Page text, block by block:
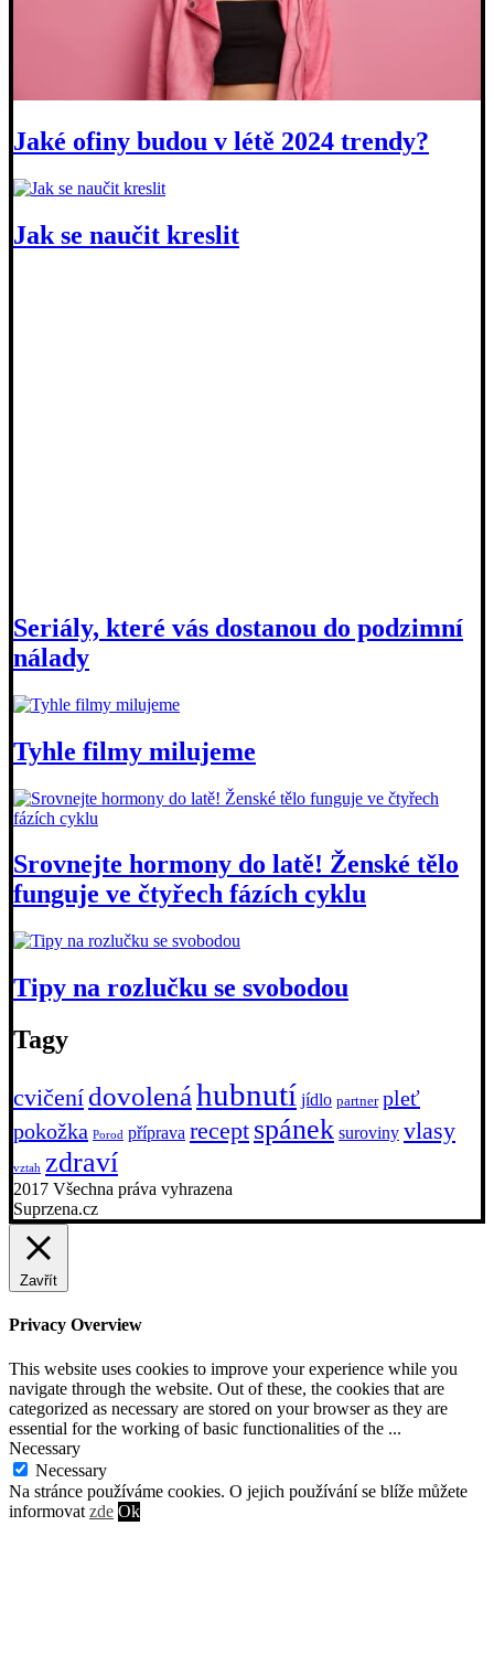
Jaké ofiny budou v létě 2024 trendy?
Jak se naučit kreslit
Seriály, které vás dostanou do podzimní
nálady
Tyhle filmy milujeme
Srovnejte hormony do latě! Ženské tělo
funguje ve čtyřech fázích cyklu
Tipy na rozlučku se svobodou
Tagy
cvičení dovolenáhubnutí jídlo partner pleť
pokožka Porod příprava recept spánek suroviny vlasy
vztah zdraví
2017 Všechna práva vyhrazena
Suprzena.cz
Na stránce používáme cookies. O jejich používání se blíže můžete
informovat zde Ok
Zavřít
Privacy Overview
This website uses cookies to improve your experience while you
navigate through the website. Out of these, the cookies that are
categorized as necessary are stored on your browser as they are
essential for the working of basic functionalities of the ...
Necessary
Necessary
Vždy povoleno
Necessary cookies are absolutely essential for the website to